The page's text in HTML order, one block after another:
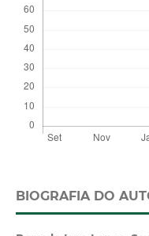
BIOGRAFIA DO